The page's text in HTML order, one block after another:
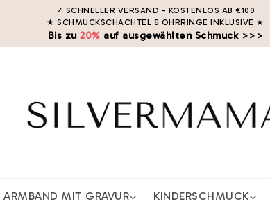
✓ SCHNELLER VERSAND - KOSTENLOS AB €100
★ SCHMUCKSCHACHTEL & OHRRINGE INKLUSIVE ★
Bis zu20% auf ausgewählten Schmuck >>>
ARMBAND MIT GRAVUR KINDERSCHMUCK